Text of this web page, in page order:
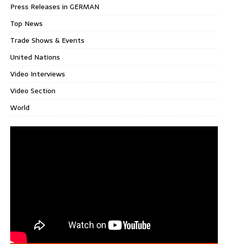
Press Releases in GERMAN
Top News
Trade Shows & Events
United Nations
Video Interviews
Video Section
World